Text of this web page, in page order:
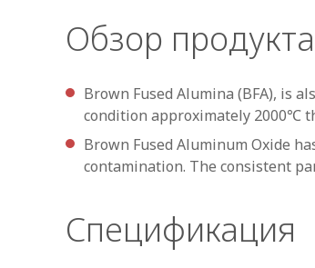
Обзор продукта
Brown Fused Alumina (BFA), is
condition approximately 2000℃
Brown Fused Aluminum Oxide
contamination. The consistent
Спецификация